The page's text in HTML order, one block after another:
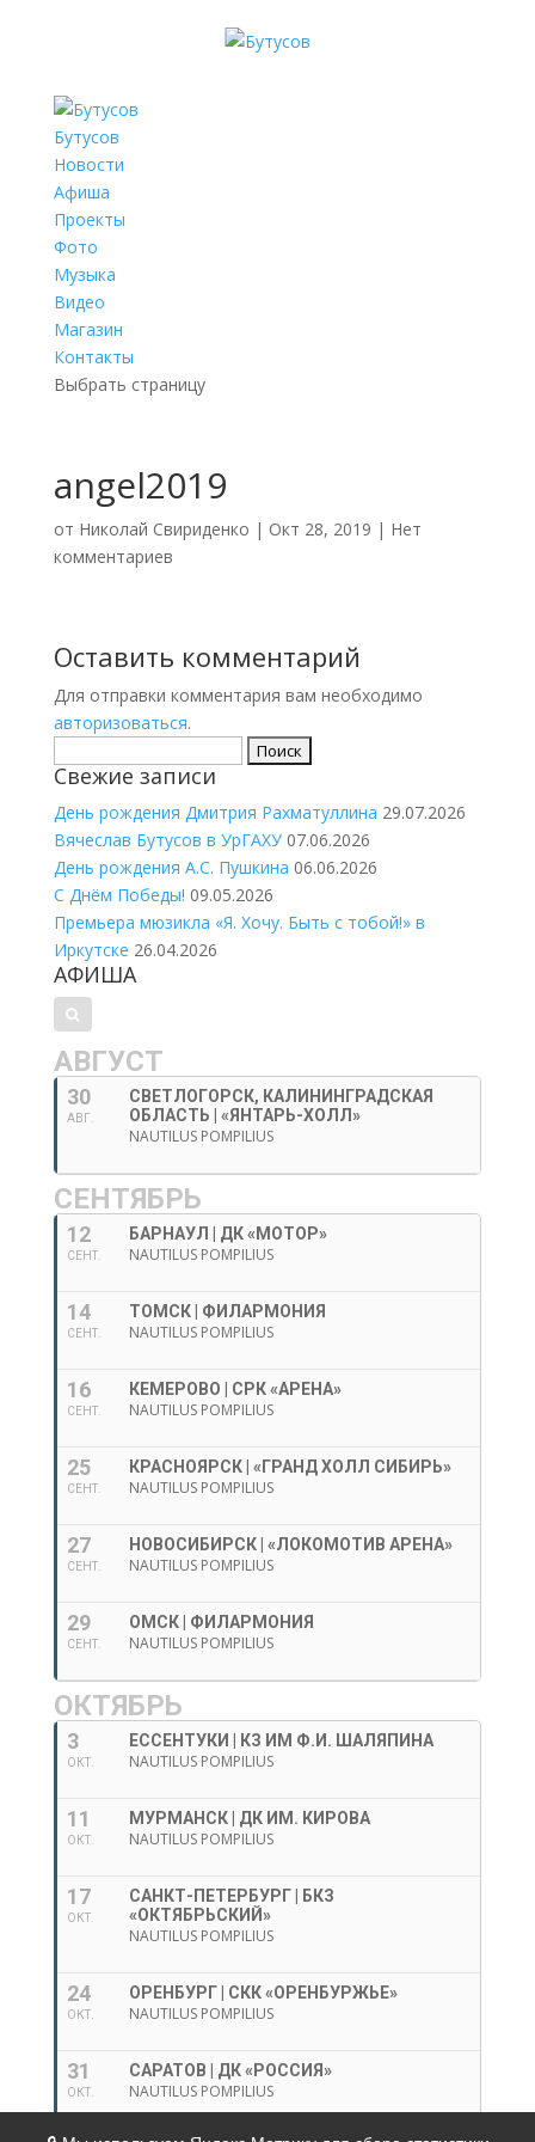
Бутусов
Новости
Афиша
Проекты
Фото
Музыка
Видео
Магазин
Контакты
Выбрать страницу
angel2019
от Николай Свириденко | Окт 28, 2019 | Нет
комментариев
Оставить комментарий
Для отправки комментария вам необходимо
авторизоваться.
Свежие записи
День рождения Дмитрия Рахматуллина 29.07.2026
Вячеслав Бутусов в УрГАХУ 07.06.2026
День рождения А.С. Пушкина 06.06.2026
С Днём Победы! 09.05.2026
Премьера мюзикла «Я. Хочу. Быть с тобой!» в
Иркутске 26.04.2026
АФИША
АВГУСТ
30
АВГ.
СВЕТЛОГОРСК, КАЛИНИНГРАДСКАЯ
ОБЛАСТЬ | «ЯНТАРЬ-ХОЛЛ»
NAUTILUS POMPILIUS
СЕНТЯБРЬ
12
СЕНТ.
БАРНАУЛ | ДК «МОТОР»
NAUTILUS POMPILIUS
14
СЕНТ.
ТОМСК | ФИЛАРМОНИЯ
NAUTILUS POMPILIUS
16
СЕНТ.
КЕМЕРОВО | СРК «АРЕНА»
NAUTILUS POMPILIUS
25
СЕНТ.
КРАСНОЯРСК | «ГРАНД ХОЛЛ СИБИРЬ»
NAUTILUS POMPILIUS
27
СЕНТ.
НОВОСИБИРСК | «ЛОКОМОТИВ АРЕНА»
NAUTILUS POMPILIUS
29
СЕНТ.
ОМСК | ФИЛАРМОНИЯ
NAUTILUS POMPILIUS
ОКТЯБРЬ
3
ОКТ.
ЕССЕНТУКИ | КЗ ИМ Ф.И. ШАЛЯПИНА
NAUTILUS POMPILIUS
11
ОКТ.
МУРМАНСК | ДК ИМ. КИРОВА
NAUTILUS POMPILIUS
17
ОКТ.
САНКТ-ПЕТЕРБУРГ | БКЗ
«ОКТЯБРЬСКИЙ»
NAUTILUS POMPILIUS
24
ОКТ.
ОРЕНБУРГ | СКК «ОРЕНБУРЖЬЕ»
NAUTILUS POMPILIUS
31
ОКТ.
САРАТОВ | ДК «РОССИЯ»
NAUTILUS POMPILIUS